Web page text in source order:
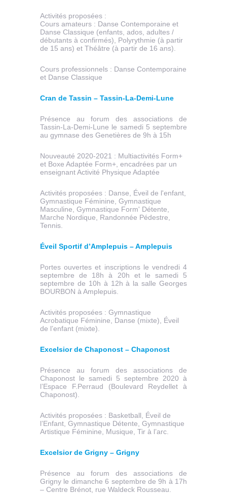
Activités proposées :
Cours amateurs : Danse Contemporaine et
Danse Classique (enfants, ados, adultes /
débutants à confirmés), Polyrythmie (à partir
de 15 ans) et Théâtre (à partir de 16 ans).
Cours professionnels : Danse Contemporaine
et Danse Classique
Cran de Tassin – Tassin-La-Demi-Lune
Présence au forum des associations de
Tassin-La-Demi-Lune le samedi 5 septembre
au gymnase des Genetières de 9h à 15h
Nouveauté 2020-2021 : Multiactivités Form+
et Boxe Adaptée Form+, encadrées par un
enseignant Activité Physique Adaptée
Activités proposées : Danse, Éveil de l'enfant,
Gymnastique Féminine, Gymnastique
Masculine, Gymnastique Form' Détente,
Marche Nordique, Randonnée Pédestre,
Tennis.
Éveil Sportif d’Amplepuis – Amplepuis
Portes ouvertes et inscriptions le vendredi 4
septembre de 18h à 20h et le samedi 5
septembre de 10h à 12h à la salle Georges
BOURBON à Amplepuis.
Activités proposées : Gymnastique
Acrobatique Féminine, Danse (mixte), Éveil
de l’enfant (mixte).
Excelsior de Chaponost – Chaponost
Présence au forum des associations de
Chaponost le samedi 5 septembre 2020 à
l’Espace F.Perraud (Boulevard Reydellet à
Chaponost).
Activités proposées : Basketball, Éveil de
l’Enfant, Gymnastique Détente, Gymnastique
Artistique Féminine, Musique, Tir à l’arc.
Excelsior de Grigny – Grigny
Présence au forum des associations de
Grigny le dimanche 6 septembre de 9h à 17h
– Centre Brénot, rue Waldeck Rousseau.